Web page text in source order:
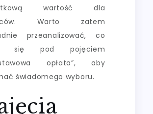
wartość dla
Warto zatem
przeanalizować, co
się pod pojęciem
opłata”, aby
świadomego wyboru.